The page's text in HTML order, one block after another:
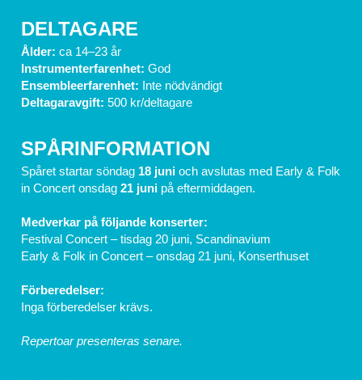
DELTAGARE
Ålder: ca 14–23 år
Instrumenterfarenhet: God
Ensembleerfarenhet: Inte nödvändigt
Deltagaravgift: 500 kr/deltagare
SPÅRINFORMATION
Spåret startar söndag 18 juni och avslutas med Early & Folk
in Concert onsdag 21 juni på eftermiddagen.
Medverkar på följande konserter:
Festival Concert – tisdag 20 juni, Scandinavium
Early & Folk in Concert – onsdag 21 juni, Konserthuset
Förberedelser:
Inga förberedelser krävs.
Repertoar presenteras senare.